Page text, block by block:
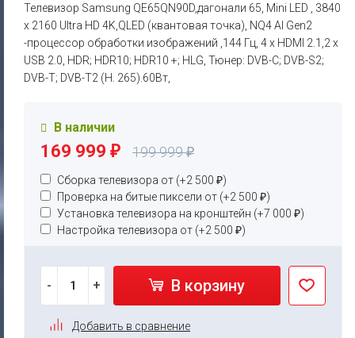
Телевизор Samsung QE65QN90D,дагонали 65, Mini LED , 3840
x 2160 Ultra HD 4K,QLED (квантовая точка), NQ4 AI Gen2
-процессор обработки изображений ,144 Гц, 4 x HDMI 2.1,2 x
USB 2.0, HDR; HDR10; HDR10 +; HLG, Тюнер: DVB-C; DVB-S2;
DVB-T; DVB-T2 (H. 265).60Вт,
В наличии
169 999 ₽ 199 999₽
Сборка телевизора от (+2 500 ₽)
Проверка на битые пиксели от (+2 500 ₽)
Установка телевизора на кронштейн (+7 000 ₽)
Настройка телевизора от (+2 500 ₽)
- + В корзину
Добавить в сравнение